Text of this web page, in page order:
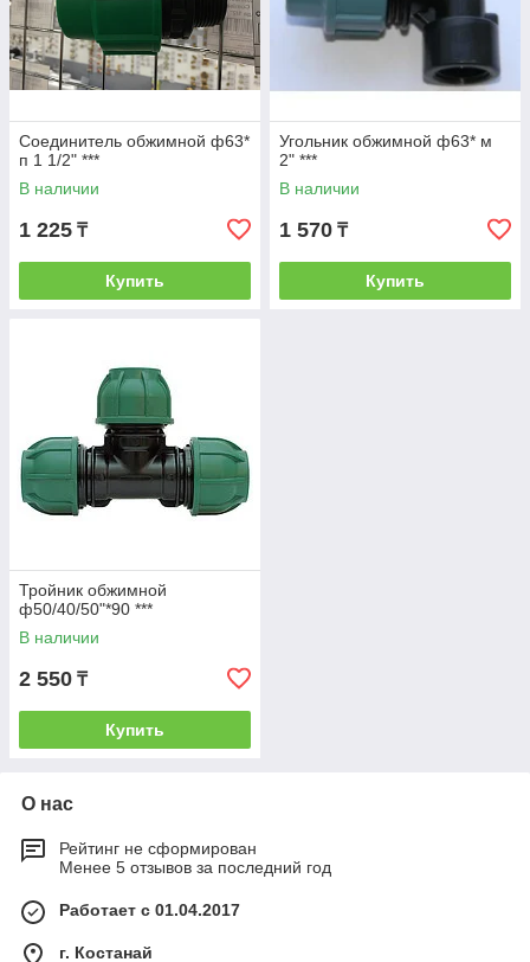
Соединитель обжимной ф63*
п 1 1/2" ***
В наличии
1 225 ₸
Купить
Угольник обжимной ф63* м
2" ***
В наличии
1 570 ₸
Купить
Тройник обжимной
ф50/40/50"*90 ***
В наличии
2 550 ₸
Купить
О нас
Рейтинг не сформирован
Менее 5 отзывов за последний год
Работает с 01.04.2017
г. Костанай